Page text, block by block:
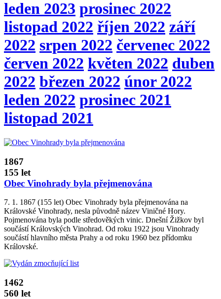
leden 2023 prosinec 2022
listopad 2022 říjen 2022 září
2022 srpen 2022 červenec 2022
červen 2022 květen 2022 duben
2022 březen 2022 únor 2022
leden 2022 prosinec 2021
listopad 2021
1867
155 let
Obec Vinohrady byla přejmenována
7. 1. 1867 (155 let) Obec Vinohrady byla přejmenována na
Královské Vinohrady, nesla původně název Viničné Hory.
Pojmenována byla podle středověkých vinic. Dnešní Žižkov byl
součástí Královských Vinohrad. Od roku 1922 jsou Vinohrady
součástí hlavního města Prahy a od roku 1960 bez přídomku
Královské.
1462
560 let